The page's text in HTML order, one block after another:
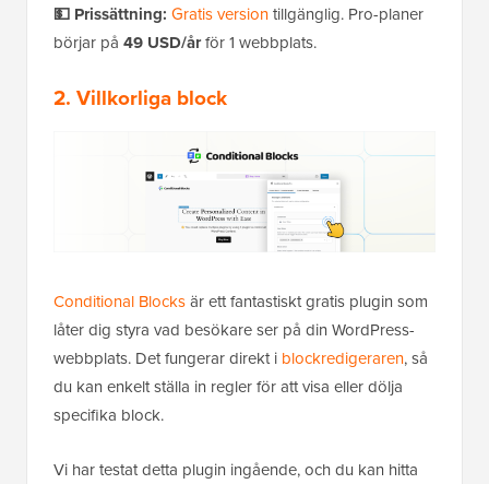
💵 Prissättning: Gratis versiontillgänglig. Pro-planer
börjar på 49 USD/årför 1 webbplats.
2. Villkorliga block
Conditional Blocksär ett fantastiskt gratis plugin som
låter dig styra vad besökare ser på din WordPress-
webbplats. Det fungerar direkt i blockredigeraren, så
du kan enkelt ställa in regler för att visa eller dölja
specifika block.
Vi har testat detta plugin ingående, och du kan hitta